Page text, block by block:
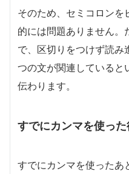
そのため、セミコロンを
的には問題ありません。
で、区切りをつけず読み
つの文が関連していると
伝わります。
すでにカンマを使っ
すでにカンマを使ったあ